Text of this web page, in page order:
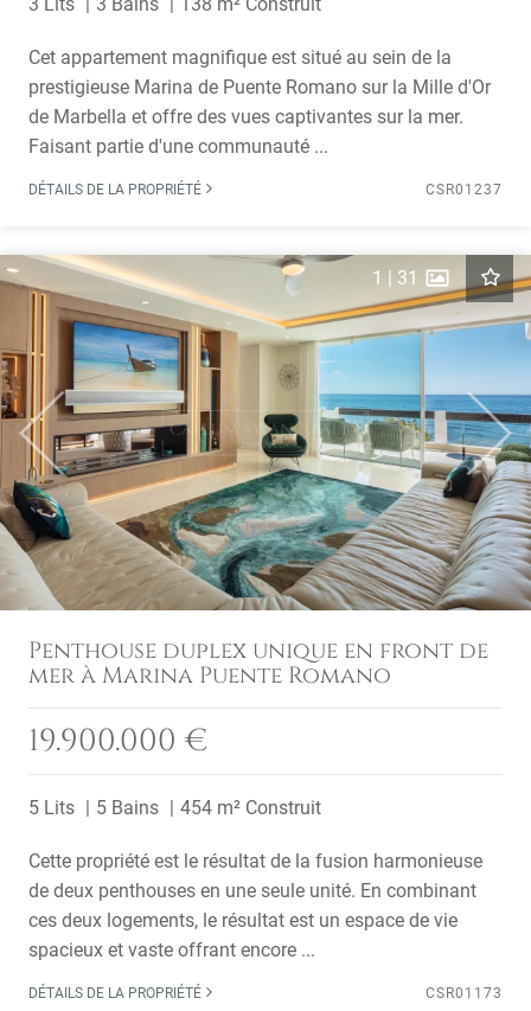
Cet appartement magnifique est situé au sein de la
prestigieuse Marina de Puente Romano sur la Mille d'Or
de Marbella et offre des vues captivantes sur la mer.
Faisant partie d'une communauté ...
DÉTAILS DE LA PROPRIÉTÉ CSR01237
Previous Next
1 | 31
Penthouse duplex unique en front de
mer à Marina Puente Romano
19.900.000 €
5 Lits 5 Bains 454 m² Construit
Cette propriété est le résultat de la fusion harmonieuse
de deux penthouses en une seule unité. En combinant
ces deux logements, le résultat est un espace de vie
spacieux et vaste offrant encore ...
DÉTAILS DE LA PROPRIÉTÉ CSR01173